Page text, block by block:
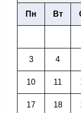
Пн Вт
3 4
10 11
17 18